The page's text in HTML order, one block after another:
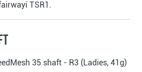
TSR1.
35 shaft - R3 (Ladies, 41g)